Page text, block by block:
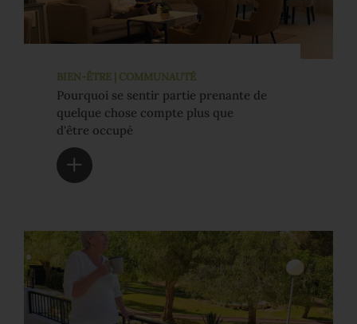
BIEN-ÊTRE | COMMUNAUTÉ
Pourquoi se sentir partie prenante de
quelque chose compte plus que
d'être occupé